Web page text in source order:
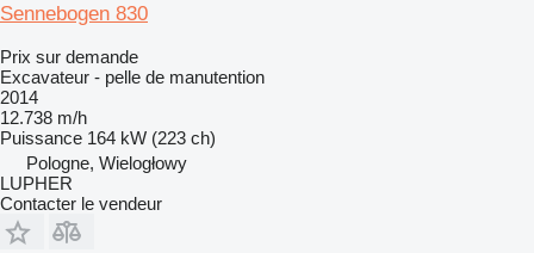
Sennebogen 830
Prix sur demande
Excavateur - pelle de manutention
2014
12.738 m/h
Puissance 164 kW (223 ch)
Pologne, Wielogłowy
LUPHER
Contacter le vendeur